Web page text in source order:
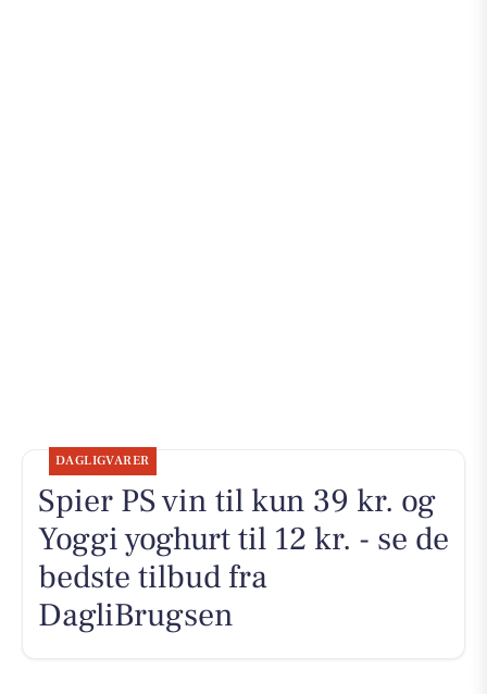
DAGLIGVARER
Spier PS vin til kun 39 kr. og
Yoggi yoghurt til 12 kr. - se de
bedste tilbud fra
DagliBrugsen